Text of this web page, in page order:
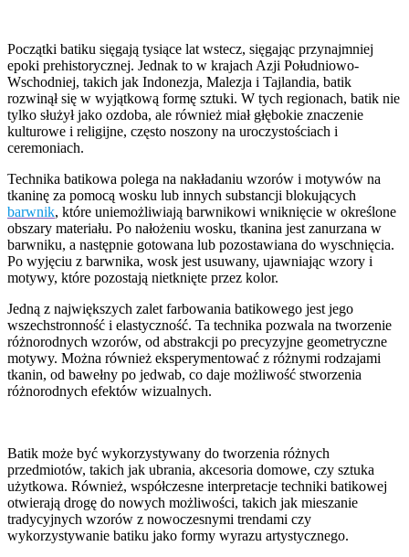
Początki batiku sięgają tysiące lat wstecz, sięgając przynajmniej
epoki prehistorycznej. Jednak to w krajach Azji Południowo-
Wschodniej, takich jak Indonezja, Malezja i Tajlandia, batik
rozwinął się w wyjątkową formę sztuki. W tych regionach, batik nie
tylko służył jako ozdoba, ale również miał głębokie znaczenie
kulturowe i religijne, często noszony na uroczystościach i
ceremoniach.
Technika batikowa polega na nakładaniu wzorów i motywów na
tkaninę za pomocą wosku lub innych substancji blokujących
barwnik, które uniemożliwiają barwnikowi wniknięcie w określone
obszary materiału. Po nałożeniu wosku, tkanina jest zanurzana w
barwniku, a następnie gotowana lub pozostawiana do wyschnięcia.
Po wyjęciu z barwnika, wosk jest usuwany, ujawniając wzory i
motywy, które pozostają nietknięte przez kolor.
Jedną z największych zalet farbowania batikowego jest jego
wszechstronność i elastyczność. Ta technika pozwala na tworzenie
różnorodnych wzorów, od abstrakcji po precyzyjne geometryczne
motywy. Można również eksperymentować z różnymi rodzajami
tkanin, od bawełny po jedwab, co daje możliwość stworzenia
różnorodnych efektów wizualnych.
Batik może być wykorzystywany do tworzenia różnych
przedmiotów, takich jak ubrania, akcesoria domowe, czy sztuka
użytkowa. Również, współczesne interpretacje techniki batikowej
otwierają drogę do nowych możliwości, takich jak mieszanie
tradycyjnych wzorów z nowoczesnymi trendami czy
wykorzystywanie batiku jako formy wyrazu artystycznego.